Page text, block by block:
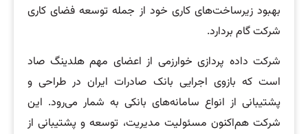
بهبود زیرساخت‌های کاری خود از جمله توسعه فضای کاری
شرکت گام بردارد.
شرکت داده پردازی خوارزمی از اعضای مهم هلدینگ صاد
است که بازوی اجرایی بانک صادرات ایران در طراحی و
پشتیبانی از انواع سامانه‌های بانکی به شمار می‌رود. این
شرکت هم‌اکنون مسئولیت مدیریت، توسعه و پشتیبانی از